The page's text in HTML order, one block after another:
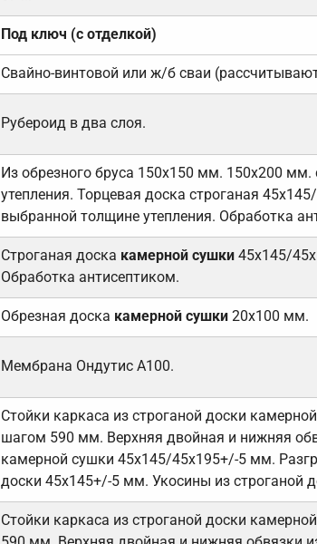
Под ключ (с отделкой)
Свайно-винтовой или ж/б сваи
Рубероид в два слоя.
Из обрезного бруса 150х150 мм. 150х200
утепления. Торцевая доска строганая
выбранной толщине утепления. Обработка
Строганая доска камерной сушки 45х145/
Обработка антисептиком.
Обрезная доска камерной сушки20х100 мм.
Мембрана Ондутис А100.
Стойки каркаса из строганой доски
шагом 590 мм. Верхняя двойная и нижняя
камерной сушки 45х145/45х195+/-5 мм.
доски 45х145+/-5 мм. Укосины из строганой
Стойки каркаса из строганой доски